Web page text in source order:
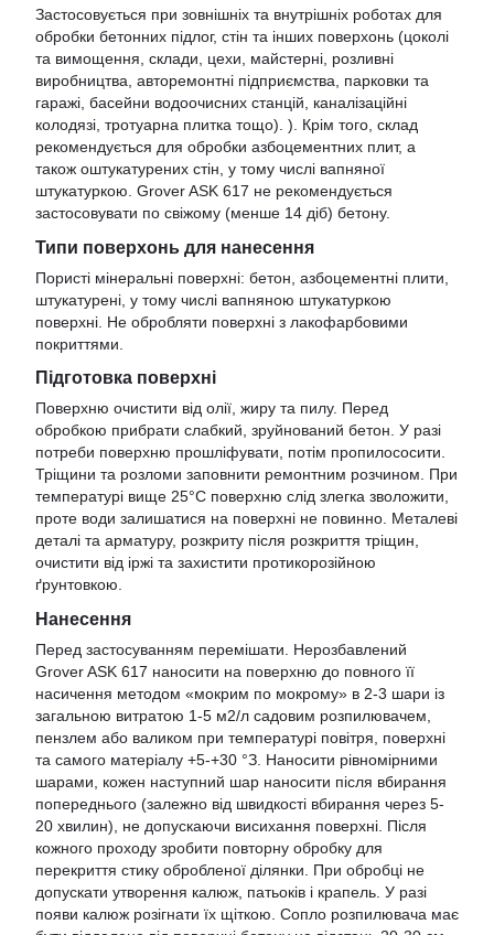
Застосовується при зовнішніх та внутрішніх роботах для
обробки бетонних підлог, стін та інших поверхонь (цоколі
та вимощення, склади, цехи, майстерні, розливні
виробництва, авторемонтні підприємства, парковки та
гаражі, басейни водоочисних станцій, каналізаційні
колодязі, тротуарна плитка тощо). ). Крім того, склад
рекомендується для обробки азбоцементних плит, а
також оштукатурених стін, у тому числі вапняної
штукатуркою. Grover ASK 617 не рекомендується
застосовувати по свіжому (менше 14 діб) бетону.
Типи поверхонь для нанесення
Пористі мінеральні поверхні: бетон, азбоцементні плити,
штукатурені, у тому числі вапняною штукатуркою
поверхні. Не обробляти поверхні з лакофарбовими
покриттями.
Підготовка поверхні
Поверхню очистити від олії, жиру та пилу. Перед
обробкою прибрати слабкий, зруйнований бетон. У разі
потреби поверхню прошліфувати, потім пропилососити.
Тріщини та розломи заповнити ремонтним розчином. При
температурі вище 25°С поверхню слід злегка зволожити,
проте води залишатися на поверхні не повинно. Металеві
деталі та арматуру, розкриту після розкриття тріщин,
очистити від іржі та захистити протикорозійною
ґрунтовкою.
Нанесення
Перед застосуванням перемішати. Нерозбавлений
Grover ASK 617 наносити на поверхню до повного її
насичення методом «мокрим по мокрому» в 2-3 шари із
загальною витратою 1-5 м2/л садовим розпилювачем,
пензлем або валиком при температурі повітря, поверхні
та самого матеріалу +5-+30 °З. Наносити рівномірними
шарами, кожен наступний шар наносити після вбирання
попереднього (залежно від швидкості вбирання через 5-
20 хвилин), не допускаючи висихання поверхні. Після
кожного проходу зробити повторну обробку для
перекриття стику обробленої ділянки. При обробці не
допускати утворення калюж, патьоків і крапель. У разі
появи калюж розігнати їх щіткою. Сопло розпилювача має